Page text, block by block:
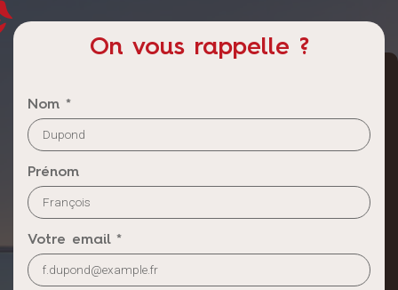
On vous rappelle ?
Nom *
Prénom
Votre email *